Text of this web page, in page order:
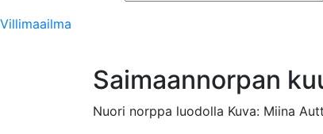
Villimaailma
Saimaannorpan
Nuori norppa luodolla Kuva: Miina